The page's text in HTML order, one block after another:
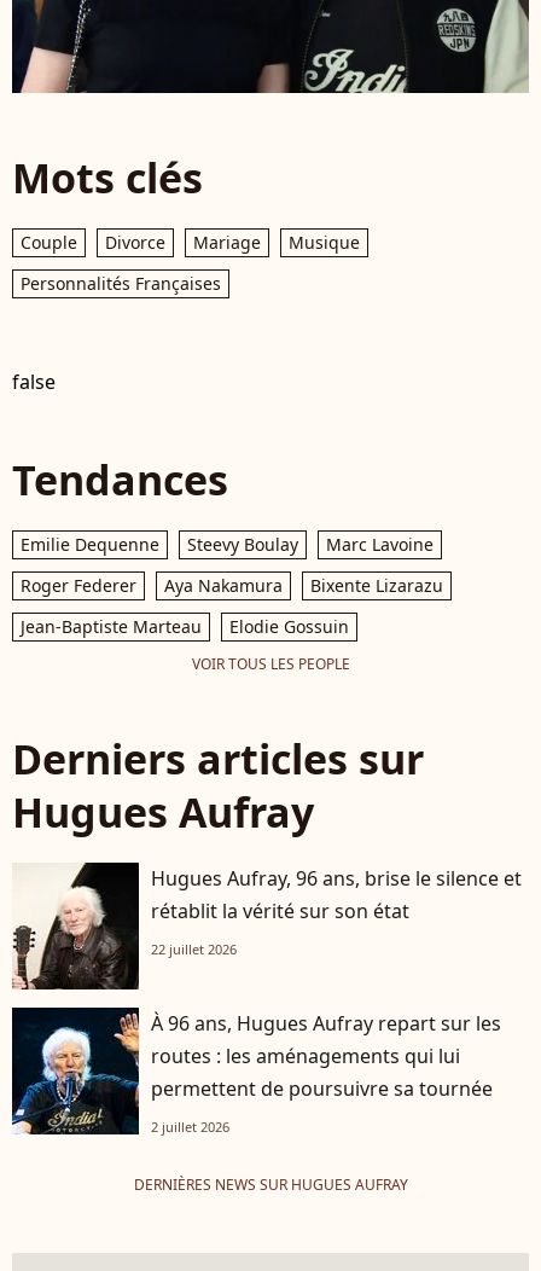
Mots clés
Couple Divorce Mariage
Musique
Personnalités Françaises
false
Tendances
Emilie Dequenne Steevy Boulay
Marc Lavoine
Roger Federer
Aya Nakamura
Bixente Lizarazu
Jean-Baptiste Marteau
Elodie Gossuin
VOIR TOUS LES PEOPLE
Derniers articles sur
Hugues Aufray
Hugues Aufray, 96 ans, brise le silence et
rétablit la vérité sur son état
22 juillet 2026
À 96 ans, Hugues Aufray repart sur les
routes : les aménagements qui lui
permettent de poursuivre sa tournée
2 juillet 2026
DERNIÈRES NEWS SUR HUGUES AUFRAY